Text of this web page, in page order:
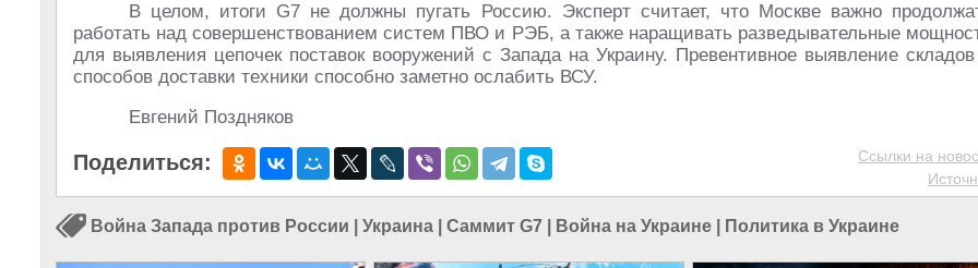
В целом, итоги G7 не должны пугать Россию. Эксперт считает, что Москве важно
работать над совершенствованием систем ПВО и РЭБ, а также наращивать разведывательные
для выявления цепочек поставок вооружений с Запада на Украину. Превентивное выявление
способов доставки техники способно заметно ослабить ВСУ.
Евгений Поздняков
Поделиться:
Ссылки на
Война Запада против России Украина Саммит G7 Война на Украине Политика в Украине